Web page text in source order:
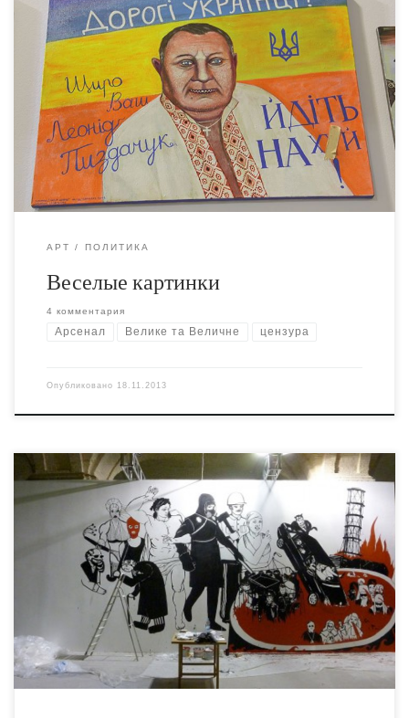
отыграть свою роль "правых революционеров",
"третьепутистов", "национал-анархистов" и в кого там
они ещё игрались. Все рассуждения о "десакрализации",
о "новой национальной идее", о "выходе за рамки
право-левой дихотомии", о "настоящем народном
критичном искусстве" и даже робкие антиклерикальные
выступления вылились в итоге в торговлю каталогами
поповско-чиновничьей выставки "Великое и
Величественное". Дуже багато особистостей,
загальновідомих, відомих у світі, народилися в Україні,
багато з них народилося в Києві.
АРТ ПОЛИТИКА
Веселые картинки
4 комментария
Арсенал Велике та Величне цензура
Опубликовано 18.11.2013
Бойкот "Художественного Арсенала" объявленный
ИСТМ и поддержанный некоторыми дружественными
инициативами уже нанёс институции ощутимый ущерб.
Если проводить параллели с заводом: штрейкбрехеров
гораздо больше, чем забастовщиков, но от работы
отказываются ключевые специалисты. Именно те
украинские художники, которые могли бы придать
мероприятиям Арсенала оттенок нонконформизма,
протестности, критичности. Это та приправа, без
которой "современное искусство" оказывается
пресным и, в общем-то, бессмысленным. Куратор Гройс,
с которого внезапно слетел весь его напускной